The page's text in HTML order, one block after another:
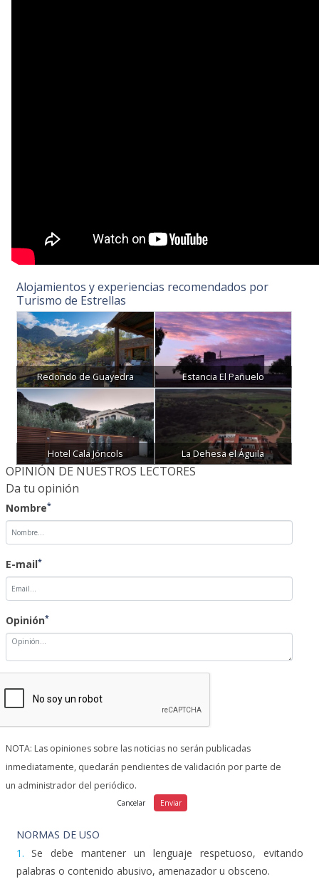
Alojamientos y experiencias recomendados por
Turismo de Estrellas
Redondo de Guayedra Estancia El Pañuelo
Hotel Cala Jóncols La Dehesa el Águila
OPINIÓN DE NUESTROS LECTORES
Da tu opinión
Nombre*
E-mail*
Opinión*
NOTA: Las opiniones sobre las noticias no serán publicadas
inmediatamente, quedarán pendientes de validación por parte de
un administrador del periódico.
NORMAS DE USO
1. Se debe mantener un lenguaje respetuoso, evitando
palabras o contenido abusivo, amenazador u obsceno.